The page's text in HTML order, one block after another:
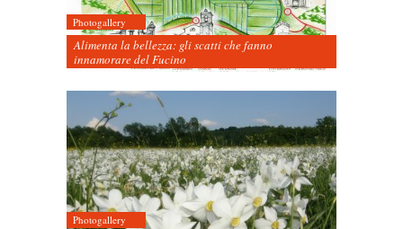
Photogallery
Alimenta la bellezza: gli scatti che fanno
innamorare del Fucino
Photogallery